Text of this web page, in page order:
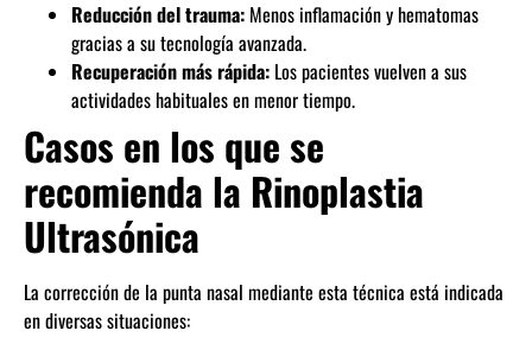
Reducción del trauma: Menos inflamación y hematomas
gracias a su tecnología avanzada.
Recuperación más rápida: Los pacientes vuelven a sus
actividades habituales en menor tiempo.
Casos en los que se
recomienda la Rinoplastia
Ultrasónica
La corrección de la punta nasal mediante esta técnica está indicada
en diversas situaciones: